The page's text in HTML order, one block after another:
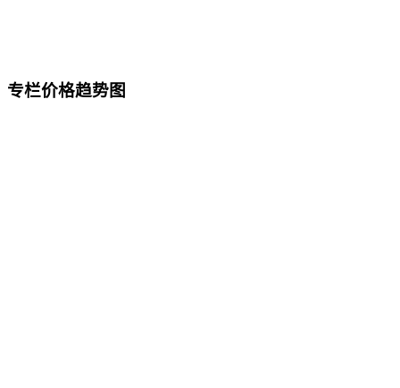
专栏价格趋势图